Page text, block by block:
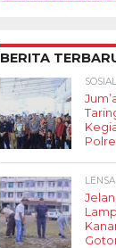
BERITA
SOSIAL